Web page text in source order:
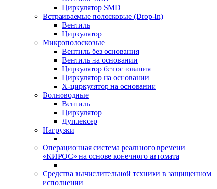
Циркулятор SMD
Встраиваемые полосковые (Drop-In)
Вентиль
Циркулятор
Микрополосковые
Вентиль без основания
Вентиль на основании
Циркулятор без основания
Циркулятор на основании
Х-циркулятор на основании
Волноводные
Вентиль
Циркулятор
Дуплексер
Нагрузки
Операционная система реального времени
«КИРОС» на основе конечного автомата
Средства вычислительной техники в защищенном
исполнении